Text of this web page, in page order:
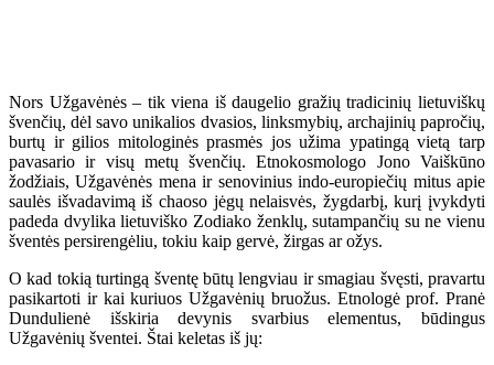
Nors Užgavėnės – tik viena iš daugelio gražių tradicinių lietuviškų
švenčių, dėl savo unikalios dvasios, linksmybių, archajinių papročių,
burtų ir gilios mitologinės prasmės jos užima ypatingą vietą tarp
pavasario ir visų metų švenčių. Etnokosmologo Jono Vaiškūno
žodžiais, Užgavėnės mena ir senovinius indo-europiečių mitus apie
saulės išvadavimą iš chaoso jėgų nelaisvės, žygdarbį, kurį įvykdyti
padeda dvylika lietuviško Zodiako ženklų, sutampančių su ne vienu
šventės persirengėliu, tokiu kaip gervė, žirgas ar ožys.
O kad tokią turtingą šventę būtų lengviau ir smagiau švęsti, pravartu
pasikartoti ir kai kuriuos Užgavėnių bruožus. Etnologė prof. Pranė
Dundulienė išskiria devynis svarbius elementus, būdingus
Užgavėnių šventei. Štai keletas iš jų: